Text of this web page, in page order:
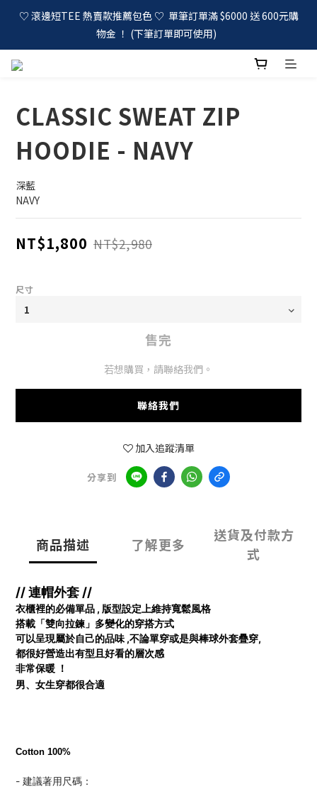
♡ 滾邊短TEE 熱賣款推薦包色 ♡  單筆訂單滿 $6000 送 600元購
物金 ！ (下筆訂單即可使用)
CLASSIC SWEAT ZIP
HOODIE - NAVY
深藍
NAVY
NT$1,800 NT$2,980
尺寸
售完
若想購買，請聯絡我們。
聯絡我們
加入追蹤清單
分享到
商品描述 了解更多
送貨及付款方
式
// 連帽外套 //
衣櫃裡的必備單品 , 版型設定上維持寬鬆風格
搭載「雙向拉鍊」 多變化的穿搭方式
可以呈現屬於自己的品味 ,不論單穿或是與棒球外套疊穿,
都很好營造出有型且好看的層次感
非常保暖 ！
男、女生穿都很合適
Cotton 100%
- 建議著用尺碼：